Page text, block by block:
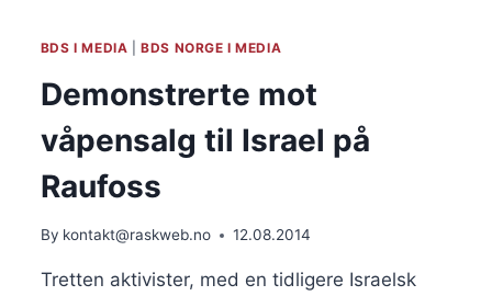
PEOPLE
OF
ISRAEL:
LIBERATE
YOURSELVES
BY
LIBERATING
PALESTINE
BDS I MEDIA |BDS NORGE I MEDIA
Demonstrerte mot
våpensalg til Israel på
Raufoss
By kontakt@raskweb.no 12.08.2014
Tretten aktivister, med en tidligere Israelsk